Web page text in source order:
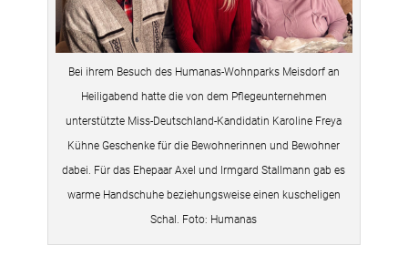
Bei ihrem Besuch des Humanas-Wohnparks Meisdorf an
Heiligabend hatte die von dem Pflegeunternehmen
unterstützte Miss-Deutschland-Kandidatin Karoline Freya
Kühne Geschenke für die Bewohnerinnen und Bewohner
dabei. Für das Ehepaar Axel und Irmgard Stallmann gab es
warme Handschuhe beziehungsweise einen kuscheligen
Schal. Foto: Humanas